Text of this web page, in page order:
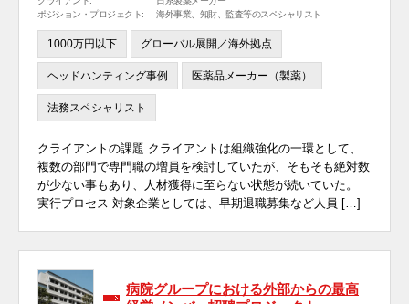
ポジション・プロジェクト:
海外事業、知財、監査等のスペシャリスト
1000万円以下 グローバル展開／海外拠点
ヘッドハンティング事例 医薬品メーカー（製薬）
法務スペシャリスト
クライアントの課題 クライアントは組織強化の一環として、
複数の部門で専門職の増員を検討していたが、そもそも絶対数
が少ない事もあり、人材獲得に至らない状態が続いていた。
実行プロセス 対象企業としては、早期退職募集など人員 […]
病院グループにおける外部からの最高